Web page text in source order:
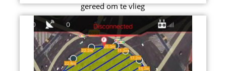
gereed om te vlieg